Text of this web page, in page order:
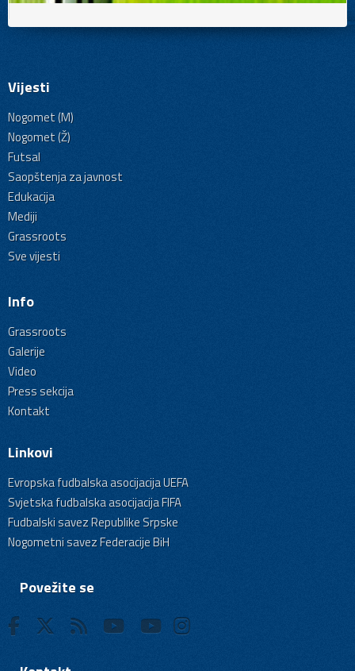
Vijesti
Nogomet (M)
Nogomet (Ž)
Futsal
Saopštenja za javnost
Edukacija
Mediji
Grassroots
Sve vijesti
Info
Grassroots
Galerije
Video
Press sekcija
Kontakt
Linkovi
Evropska fudbalska asocijacija UEFA
Svjetska fudbalska asocijacija FIFA
Fudbalski savez Republike Srpske
Nogometni savez Federacije BiH
Povežite se